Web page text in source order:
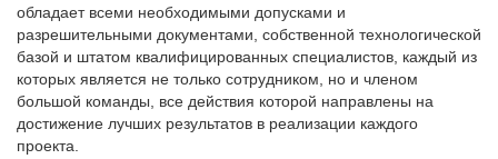
обладает всеми необходимыми допусками и
разрешительными документами, собственной технологической
базой и штатом квалифицированных специалистов, каждый из
которых является не только сотрудником, но и членом
большой команды, все действия которой направлены на
достижение лучших результатов в реализации каждого
проекта.